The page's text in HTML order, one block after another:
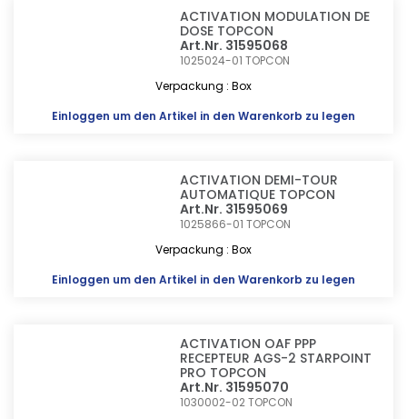
ACTIVATION MODULATION DE
DOSE TOPCON
Art.Nr. 31595068
1025024-01TOPCON
Verpackung : Box
Einloggen um den Artikel in den Warenkorb zu legen
ACTIVATION DEMI-TOUR
AUTOMATIQUE TOPCON
Art.Nr. 31595069
1025866-01TOPCON
Verpackung : Box
Einloggen um den Artikel in den Warenkorb zu legen
ACTIVATION OAF PPP
RECEPTEUR AGS-2 STARPOINT
PRO TOPCON
Art.Nr. 31595070
1030002-02TOPCON